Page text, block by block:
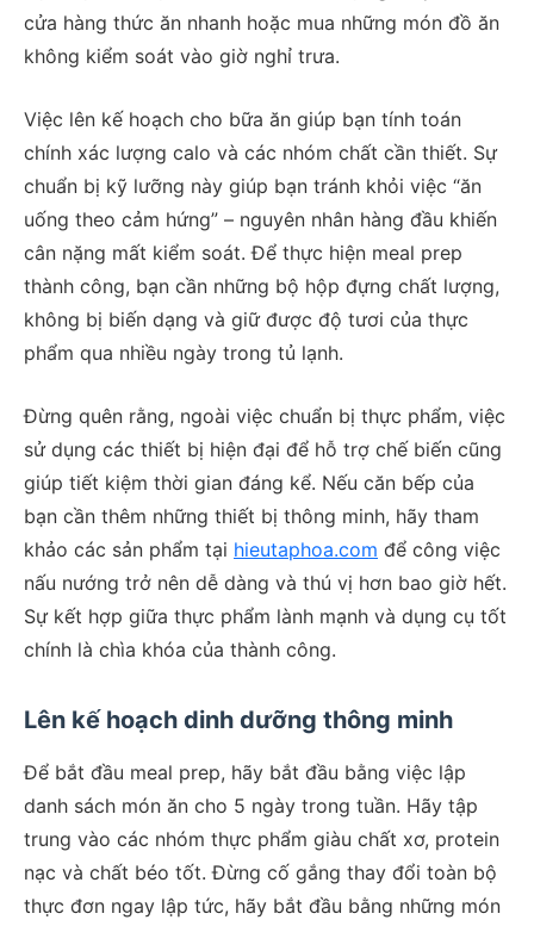
cửa hàng thức ăn nhanh hoặc mua những món đồ ăn
không kiểm soát vào giờ nghỉ trưa.
Việc lên kế hoạch cho bữa ăn giúp bạn tính toán
chính xác lượng calo và các nhóm chất cần thiết. Sự
chuẩn bị kỹ lưỡng này giúp bạn tránh khỏi việc “ăn
uống theo cảm hứng” – nguyên nhân hàng đầu khiến
cân nặng mất kiểm soát. Để thực hiện meal prep
thành công, bạn cần những bộ hộp đựng chất lượng,
không bị biến dạng và giữ được độ tươi của thực
phẩm qua nhiều ngày trong tủ lạnh.
Đừng quên rằng, ngoài việc chuẩn bị thực phẩm, việc
sử dụng các thiết bị hiện đại để hỗ trợ chế biến cũng
giúp tiết kiệm thời gian đáng kể. Nếu căn bếp của
bạn cần thêm những thiết bị thông minh, hãy tham
khảo các sản phẩm tại hieutaphoa.com để công việc
nấu nướng trở nên dễ dàng và thú vị hơn bao giờ hết.
Sự kết hợp giữa thực phẩm lành mạnh và dụng cụ tốt
chính là chìa khóa của thành công.
Lên kế hoạch dinh dưỡng thông minh
Để bắt đầu meal prep, hãy bắt đầu bằng việc lập
danh sách món ăn cho 5 ngày trong tuần. Hãy tập
trung vào các nhóm thực phẩm giàu chất xơ, protein
nạc và chất béo tốt. Đừng cố gắng thay đổi toàn bộ
thực đơn ngay lập tức, hãy bắt đầu bằng những món